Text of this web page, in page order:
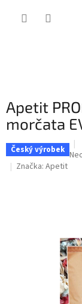
Apetit
morčata
Český výrobek
Značka: Apetit